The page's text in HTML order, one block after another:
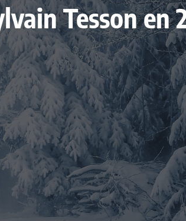
Tesson en